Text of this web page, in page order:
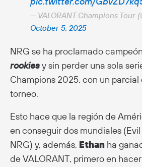
— VALORANT Champions Tour
October 5, 2025
NRG se ha proclamado
rookiesy sin perder una sola
Champions 2025, con un parcial
torneo.
Esto hace que la región de
en conseguir dos mundiales
NRG) y, además, Ethan ha
de VALORANT, primero en